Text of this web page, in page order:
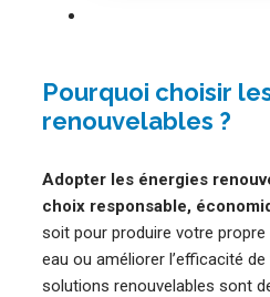
Pourquoi choisir
renouvelables ?
Adopter les énergies
choix responsable,
soit pour produire votre
eau ou améliorer l’efficacité
solutions renouvelables sont